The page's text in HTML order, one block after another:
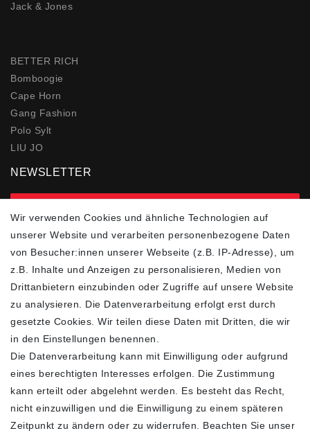
Jack & Jones
BETTER RICH
Bomboogie
Cape Horn
Gang Fashion
Polo Sylt
LIU JO
NEWSLETTER
FOLGEN SIE UNS
ZAHLUNGSARTEN
SCHNELLER UND
KOSTENLOSER
FASHION HOUSE
Wir verwenden Cookies und ähnliche Technologien auf
unserer Website und verarbeiten personenbezogene Daten
von Besucher:innen unserer Webseite (z.B. IP-Adresse), um
z.B. Inhalte und Anzeigen zu personalisieren, Medien von
Drittanbietern einzubinden oder Zugriffe auf unsere Website
zu analysieren. Die Datenverarbeitung erfolgt erst durch
gesetzte Cookies. Wir teilen diese Daten mit Dritten, die wir
in den Einstellungen benennen.
Die Datenverarbeitung kann mit Einwilligung oder aufgrund
eines berechtigten Interesses erfolgen. Die Zustimmung
kann erteilt oder abgelehnt werden. Es besteht das Recht,
nicht einzuwilligen und die Einwilligung zu einem späteren
Zeitpunkt zu ändern oder zu widerrufen. Beachten Sie unser